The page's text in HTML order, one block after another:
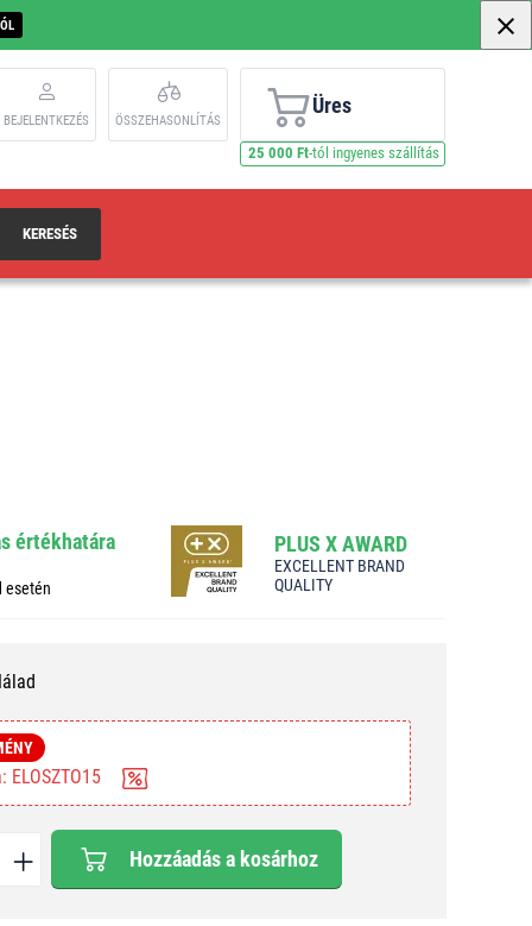
BEJELENTKEZÉS ÖSSZEHASONLÍTÁS
Üres
25 000 Ft-tól ingyenes szállítás
KERESÉS
értékhatára
esetén
PLUS X AWARD
EXCELLENT BRAND
QUALITY
ELOSZTO15
Hozzáadás a kosárhoz